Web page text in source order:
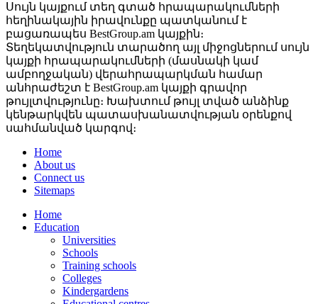
Սույն կայքում տեղ գտած հրապարակումների
հեղինակային իրավունքը պատկանում է
բացառապես BestGroup.am կայքին։
Տեղեկատվություն տարածող այլ միջոցներում սույն
կայքի հրապարակումների (մասնակի կամ
ամբողջական) վերահրապարկման համար
անհրաժեշտ է BestGroup.am կայքի գրավոր
թույլտվությունը։ Խախտում թույլ տված անձինք
կենթարկվեն պատասխանատվության օրենքով
սահմանված կարգով։
Home
About us
Connect us
Sitemaps
Home
Education
Universities
Schools
Training schools
Colleges
Kindergardens